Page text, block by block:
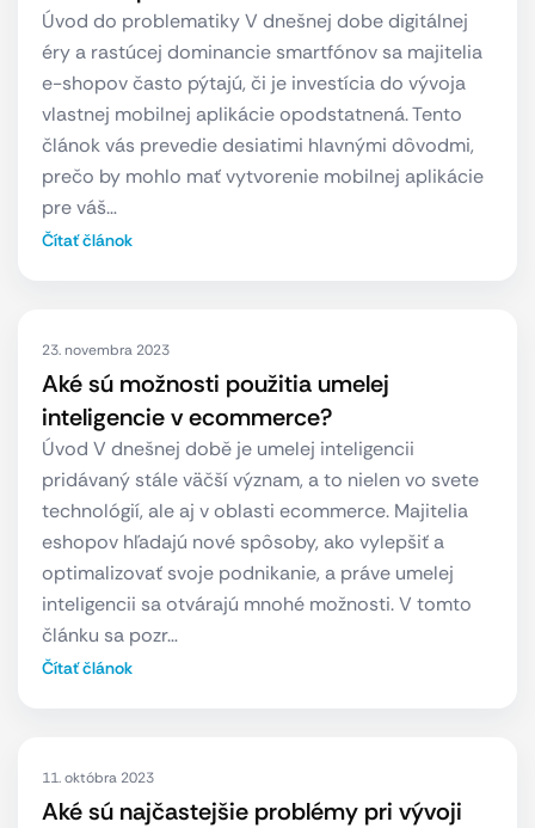
Úvod do problematiky V dnešnej dobe digitálnej
éry a rastúcej dominancie smartfónov sa majitelia
e-shopov často pýtajú, či je investícia do vývoja
vlastnej mobilnej aplikácie opodstatnená. Tento
článok vás prevedie desiatimi hlavnými dôvodmi,
prečo by mohlo mať vytvorenie mobilnej aplikácie
pre váš…
Čítať článok
23. novembra 2023
Aké sú možnosti použitia umelej
inteligencie v ecommerce?
Úvod V dnešnej době je umelej inteligencii
pridávaný stále väčší význam, a to nielen vo svete
technológií, ale aj v oblasti ecommerce. Majitelia
eshopov hľadajú nové spôsoby, ako vylepšiť a
optimalizovať svoje podnikanie, a práve umelej
inteligencii sa otvárajú mnohé možnosti. V tomto
článku sa pozr…
Čítať článok
11. októbra 2023
Aké sú najčastejšie problémy pri vývoji